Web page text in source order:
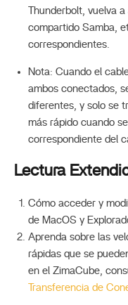
Thunderbolt, vuelva
compartido Samba,
correspondientes.
Nota: Cuando el
ambos conectados,
diferentes, y solo se
más rápido cuando
correspondiente del
Lectura
Cómo acceder y
de MacOS y
Aprenda sobre las
rápidas que se
en el ZimaCube,
Transferencia de